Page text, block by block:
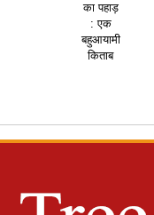
का पहाड़
: एक
बहुआयामी
किताब